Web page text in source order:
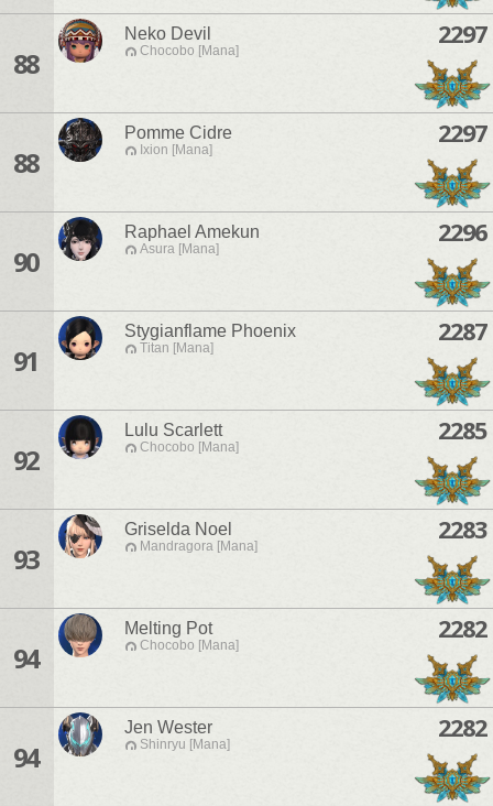
88
Neko Devil
Chocobo [Mana]
2297
88
Pomme Cidre
Ixion [Mana]
2297
90
Raphael Amekun
Asura [Mana]
2296
91
Stygianflame Phoenix
Titan [Mana]
2287
92
Lulu Scarlett
Chocobo [Mana]
2285
93
Griselda Noel
Mandragora [Mana]
2283
94
Melting Pot
Chocobo [Mana]
2282
94
Jen Wester
Shinryu [Mana]
2282